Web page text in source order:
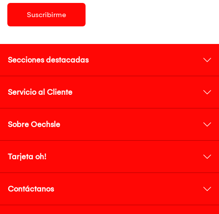
Suscribirme
Secciones destacadas
Servicio al Cliente
Sobre Oechsle
Tarjeta oh!
Contáctanos